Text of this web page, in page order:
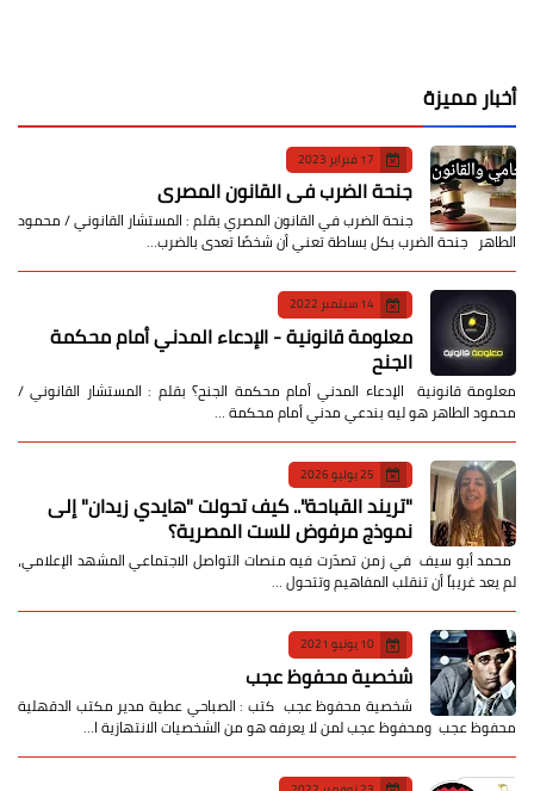
أخبار مميزة
17 فبراير 2023
جنحة الضرب في القانون المصري
جنحة الضرب في القانون المصري بقلم : المستشار القانوني / محمود
الطاهر جنحة الضرب بكل بساطة تعني أن شخصًا تعدى بالضرب…
14 سبتمبر 2022
معلومة قانونية - الإدعاء المدني أمام محكمة
الجنح
معلومة قانونية الإدعاء المدني أمام محكمة الجنح؟ بقلم : المستشار القانوني /
محمود الطاهر هو ليه بندعي مدني أمام محكمة …
25 يوليو 2026
​"تريند القباحة".. كيف تحولت "هايدي زيدان" إلى
نموذج مرفوض للست المصرية؟
​ محمد أبو سيف ​في زمن تصدّرت فيه منصات التواصل الاجتماعي المشهد الإعلامي،
لم يعد غريباً أن تنقلب المفاهيم وتتحول …
10 يونيو 2021
شخصية محفوظ عجب
شخصية محفوظ عجب كتب : الصباحي عطية مدير مكتب الدقهلية
محفوظ عجب ومحفوظ عجب لمن لا يعرفه هو من الشخصيات الانتهازية ا…